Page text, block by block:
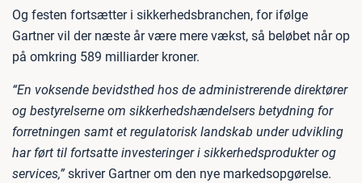
Og festen fortsætter i sikkerhedsbranchen, for ifølge
Gartner vil der næste år være mere vækst, så beløbet når op
på omkring 589 milliarder kroner.
“En voksende bevidsthed hos de administrerende direktører
og bestyrelserne om sikkerhedshændelsers betydning for
forretningen samt et regulatorisk landskab under udvikling
har ført til fortsatte investeringer i sikkerhedsprodukter og
services,” skriver Gartner om den nye markedsopgørelse.